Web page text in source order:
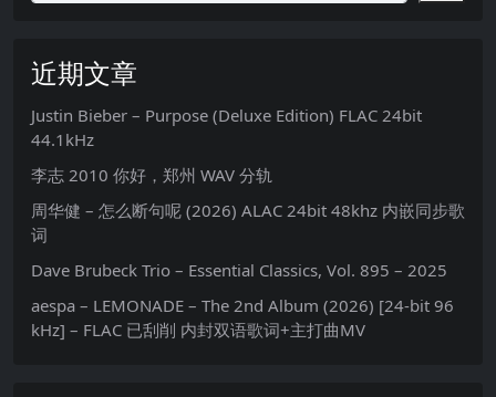
近期文章
Justin Bieber – Purpose (Deluxe Edition) FLAC 24bit
44.1kHz
李志 2010 你好，郑州 WAV 分轨
周华健 – 怎么断句呢 (2026) ALAC 24bit 48khz 内嵌同步歌
词
Dave Brubeck Trio – Essential Classics, Vol. 895 – 2025
aespa – LEMONADE – The 2nd Album (2026) [24-bit 96
kHz] – FLAC 已刮削 内封双语歌词+主打曲MV